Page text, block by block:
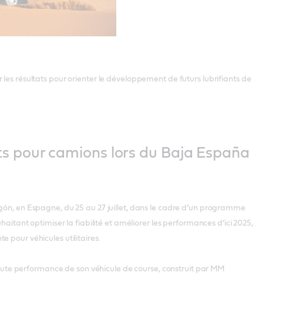
résultats pour orienter le développement de futurs lubrifiants de
pour camions lors du Baja España
en Espagne, du 25 au 27 juillet, dans le cadre d’un programme
optimiser la fiabilité et améliorer les performances d’ici 2025,
pour véhicules utilitaires.
performance de son véhicule de course, construit par MM